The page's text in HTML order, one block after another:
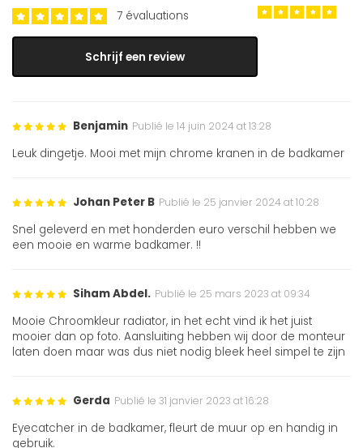
7 évaluations
Schrijf een review
Benjamin Publié le 14 juin 2024 at 13:28
Leuk dingetje. Mooi met mijn chrome kranen in de badkamer
Johan Peter B Publié le 25 janvier 2024 at 10:28
Snel geleverd en met honderden euro verschil hebben we
een mooie en warme badkamer. !!
Siham Abdel. Publié le 25 mars 2023 at 09:34
Mooie Chroomkleur radiator, in het echt vind ik het juist
mooier dan op foto. Aansluiting hebben wij door de monteur
laten doen maar was dus niet nodig bleek heel simpel te zijn
Gerda Publié le 31 janvier 2023 at 16:28
Eyecatcher in de badkamer, fleurt de muur op en handig in
gebruik.